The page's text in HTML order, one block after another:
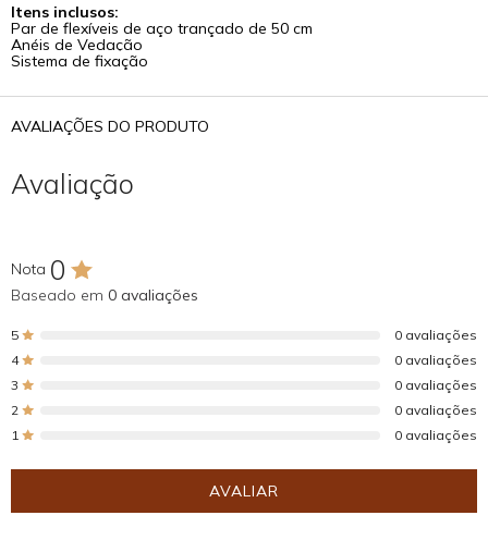
Itens inclusos:
Par de flexíveis de aço trançado de 50 cm
Anéis de Vedação
Sistema de fixação
AVALIAÇÕES DO PRODUTO
Avaliação
Nota 0
Baseado em0 avaliações
5
0 avaliações
4
0 avaliações
3
0 avaliações
2
0 avaliações
1
0 avaliações
AVALIAR